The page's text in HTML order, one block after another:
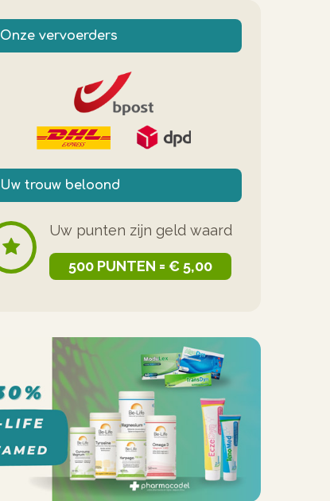
Onze vervoerders
Uw trouw beloond
Uw punten zijn geld waard
500 PUNTEN = € 5,00